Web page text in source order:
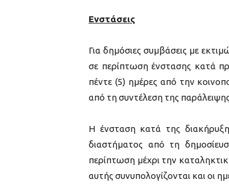
Ενστάσεις
Για δημόσιες συμβάσεις με
σε περίπτωση ένστασης κατά
πέντε (5) ημέρες από την
από τη συντέλεση της
Η ένσταση κατά της
διαστήματος από τη
περίπτωση μέχρι την
αυτής συνυπολογίζονται και οι